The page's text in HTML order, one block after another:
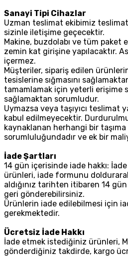
Sanayi Tipi Cihazlar
Uzman teslimat ekibimiz
sizinle iletişime geçecektir.
Makine, buzdolabı ve tüm paket
zemin kat girişine yapılacaktır.
içermez.
Müşteriler, sipariş edilen ürünlerin
tesislerine sığmasını
tamamlamak için yeterli erişime
sağlamaktan sorumludur.
Uymazsa veya taşıyıcı teslimat
kabul edilmeyecektir.
kaynaklanan herhangi bir
sorumluluğundadır ve ek bir
İade Şartları
14 gün içerisinde iade hakkı:
ürünleri, iade formunu
aldığınız tarihten itibaren 14
geri gönderebilirsiniz.
Ürünlerin iade edilebilmesi için
gerekmektedir.
Ücretsiz İade Hakkı
İade etmek istediğiniz ürünleri,
gönderdiğiniz takdirde, kargo